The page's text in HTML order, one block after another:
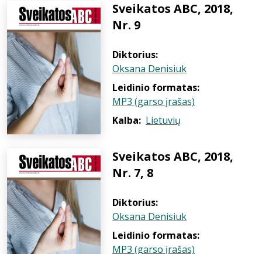
Sveikatos ABC, 2018,
Nr. 9
Diktorius:
Oksana Denisiuk
Leidinio formatas:
MP3 (garso įrašas)
Kalba: Lietuvių
Sveikatos ABC, 2018,
Nr. 7, 8
Diktorius:
Oksana Denisiuk
Leidinio formatas:
MP3 (garso įrašas)